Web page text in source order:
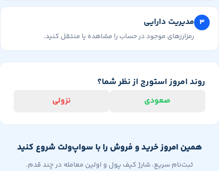
مدیریت دارایی
رمزارزهای موجود در حساب را مشاهده یا منتقل کنید.
امروز استورج از نظر شما؟
صعودی نزولی
همین امروز خرید و فروش را با سواپ‌ولت شروع کنید
ثبت‌نام سریع، شارژ کیف پول و اولین معامله در چند قدم.